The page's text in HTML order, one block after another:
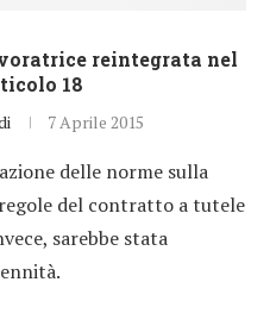
reintegrata nel
18
7 Aprile 2015
delle norme sulla
del contratto a tutele
sarebbe stata